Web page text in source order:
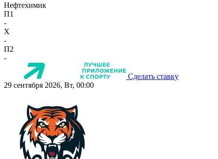
Нефтехимик
П1
-
X
-
П2
-
Сделать ставку
29 сентября 2026, Вт, 00:00